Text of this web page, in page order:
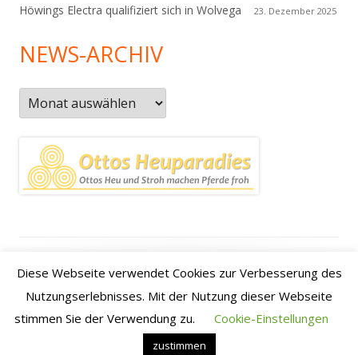
Höwings Electra qualifiziert sich in Wolvega 23. Dezember 2025
NEWS-ARCHIV
News-
Archiv
Inhalt
Datenschutzerklärung Kontakt | Impressum
Anfahrt /
•VerwendetTiny Framework • Anmelden
Diese Webseite verwendet Cookies zur Verbesserung des
Nutzungserlebnisses. Mit der Nutzung dieser Webseite
stimmen Sie der Verwendung zu.
Cookie-Einstellungen
zustimmen